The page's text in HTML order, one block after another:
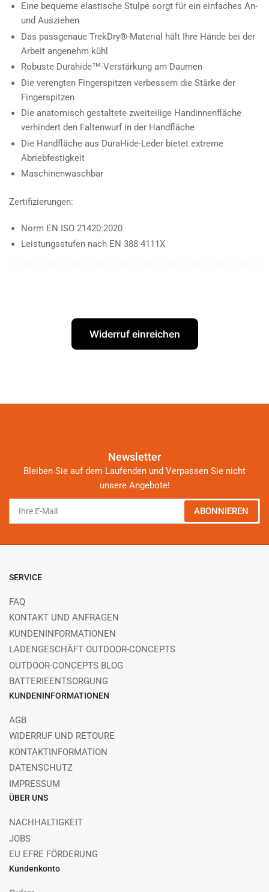
Eine bequeme elastische Stulpe sorgt für ein einfaches An-
und Ausziehen
Das passgenaue TrekDry®-Material hält Ihre Hände bei der
Arbeit angenehm kühl
Robuste Durahide™-Verstärkung am Daumen
Die verengten Fingerspitzen verbessern die Stärke der
Fingerspitzen
Die anatomisch gestaltete zweiteilige Handinnenfläche
verhindert den Faltenwurf in der Handfläche
Die Handfläche aus DuraHide-Leder bietet extreme
Abriebfestigkeit
Maschinenwaschbar
Zertifizierungen:
Norm EN ISO 21420:2020
Leistungsstufen nach EN 388 4111X
Widerruf einreichen
Newsletter
Bleiben Sie auf dem Laufenden und Verpassen Sie nicht
unsere Angebote!
Ihre
Mail
ABONNIEREN
SERVICE
FAQ
KONTAKT UND ANFRAGEN
KUNDENINFORMATIONEN
LADENGESCHÄFT OUTDOOR-CONCEPTS
OUTDOOR-CONCEPTS BLOG
BATTERIEENTSORGUNG
KUNDENINFORMATIONEN
AGB
WIDERRUF UND RETOURE
KONTAKTINFORMATION
DATENSCHUTZ
IMPRESSUM
ÜBER UNS
NACHHALTIGKEIT
JOBS
EU EFRE FÖRDERUNG
Kundenkonto